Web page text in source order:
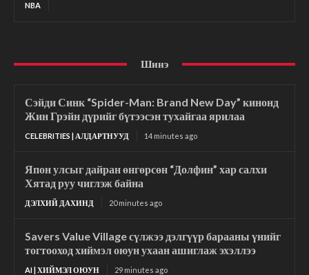
NBA
Шинэ
Сэйди Синк “Spider-Man: Brand New Day” кинонд
Жин Грэйн дүрийг бүтээсэн тухайгаа ярилаа
CELEBRITIES | АЛДАРТНУУД 14 minutes ago
Япон улсыг дайран өнгөрсөн “Долфин” хар салхи
Хятад руу чиглэж байна
ДЭЛХИЙ ДАХИНД 20 minutes ago
Savers Value Village сүлжээ дэлгүүр барааны үнийг
тогтооход хиймэл оюун ухаан ашиглаж эхэллээ
AI | ХИЙМЭЛ ОЮУН 29 minutes ago